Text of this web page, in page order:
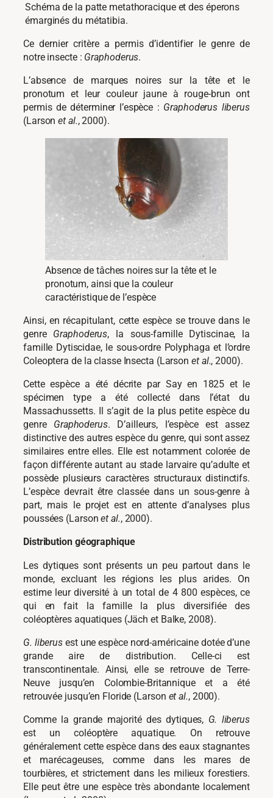
Schéma de la patte metathoracique et des éperons
émarginés du métatibia.
Ce dernier critère a permis d’identifier le genre de
notre insecte : Graphoderus.
L’absence de marques noires sur la tête et le
pronotum et leur couleur jaune à rouge-brun ont
permis de déterminer l’espèce : Graphoderus liberus
(Larsonet al., 2000).
Absence de tâches noires sur la tête et le
pronotum, ainsi que la couleur
caractéristique de l’espèce
Ainsi, en récapitulant, cette espèce se trouve dans le
genre Graphoderus, la sous-famille Dytiscinae, la
famille Dytiscidae, le sous-ordre Polyphaga et l’ordre
Coleoptera de la classe Insecta (Larson et al., 2000).
Cette espèce a été décrite par Say en 1825 et le
spécimen type a été collecté dans l’état du
Massachussetts. Il s’agit de la plus petite espèce du
genre Graphoderus. D’ailleurs, l’espèce est assez
distinctive des autres espèce du genre, qui sont assez
similaires entre elles. Elle est notamment colorée de
façon différente autant au stade larvaire qu’adulte et
possède plusieurs caractères structuraux distinctifs.
L’espèce devrait être classée dans un sous-genre à
part, mais le projet est en attente d’analyses plus
poussées (Larsonet al., 2000).
Distribution géographique
Les dytiques sont présents un peu partout dans le
monde, excluant les régions les plus arides. On
estime leur diversité à un total de 4 800 espèces, ce
qui en fait la famille la plus diversifiée des
coléoptères aquatiques (Jäch et Balke, 2008).
G. liberus est une espèce nord-américaine dotée d’une
grande aire de distribution. Celle-ci est
transcontinentale. Ainsi, elle se retrouve de Terre-
Neuve jusqu’en Colombie-Britannique et a été
retrouvée jusqu’en Floride (Larson et al., 2000).
Comme la grande majorité des dytiques, G. liberus
est un coléoptère aquatique. On retrouve
généralement cette espèce dans des eaux stagnantes
et marécageuses, comme dans les mares de
tourbières, et strictement dans les milieux forestiers.
Elle peut être une espèce très abondante localement